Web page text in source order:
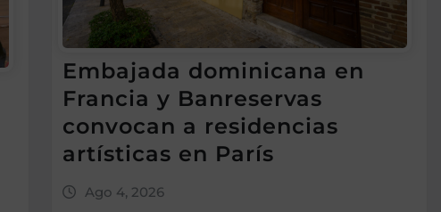
Embajada dominicana en
Francia y Banreservas
convocan a residencias
artísticas en París
Ago 4, 2026